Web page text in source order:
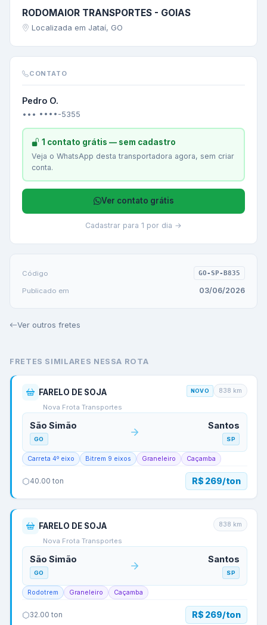
RODOMAIOR TRANSPORTES - GOIAS
Localizada em Jataí, GO
CONTATO
Pedro O.
••• ••••-5355
1 contato grátis — sem cadastro
Veja o WhatsApp desta transportadora agora, sem criar
conta.
Ver contato grátis
Cadastrar para 1 por dia →
Código GO-SP-B835
Publicado em 03/06/2026
Ver outros fretes
FRETES SIMILARES NESSA ROTA
FARELO DE SOJA
Nova Frota Transportes
NOVO 838 km
São Simão
GO
Santos
SP
Carreta 4º eixo Bitrem 9 eixos Graneleiro Caçamba
40.00 ton R$ 269/ton
FARELO DE SOJA
Nova Frota Transportes
838 km
São Simão
GO
Santos
SP
Rodotrem Graneleiro Caçamba
32.00 ton R$ 269/ton